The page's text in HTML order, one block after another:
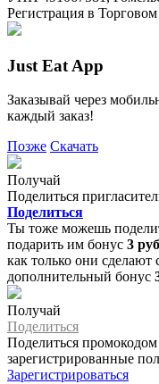
Регистрация в Торговом
Just Eat App
Заказывай через
каждый заказ!
Позже Скачать
Получай
Поделиться
Поделиться
Ты тоже можешь
подарить им бонус 3
как только они
дополнительный бонус
Получай
Поделиться
Поделиться
зарегистрированные
Зарегистрироваться